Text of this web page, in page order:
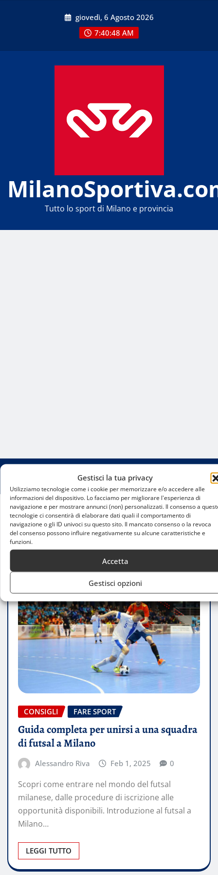
Gestisci la tua privacy
Utilizziamo tecnologie come i cookie per memorizzare e/o accedere alle
informazioni del dispositivo. Lo facciamo per migliorare l'esperienza di
navigazione e per mostrare annunci (non) personalizzati. Il consenso a
tecnologie ci consentirà di elaborare dati quali il comportamento di
navigazione o gli ID univoci su questo sito. Il mancato consenso o la revoca
del consenso possono influire negativamente su alcune caratteristiche e
funzioni.
Accetta
Gestisci opzioni
giovedì, 6 Agosto 2026
7:40:48 AM
Tutto lo sport di Milano e provincia
Home
Guida completa per unirsi a una squadra di futsal
a Milano
CONSIGLI FARE SPORT
Guida completa per unirsi a una squadra
di futsal a Milano
Alessandro Riva Feb 1, 2025 0
Scopri come entrare nel mondo del futsal
milanese, dalle procedure di iscrizione alle
opportunità disponibili. Introduzione al futsal a
Milano…
LEGGI TUTTO